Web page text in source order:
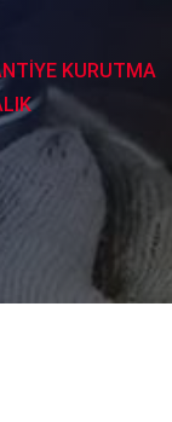
KURUTMA